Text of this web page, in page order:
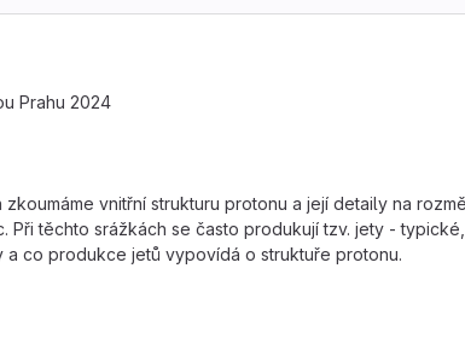
Prahu 2024
vnitřní strukturu protonu a její detaily na
Při těchto srážkách se často produkují tzv. jety -
co produkce jetů vypovídá o struktuře protonu.